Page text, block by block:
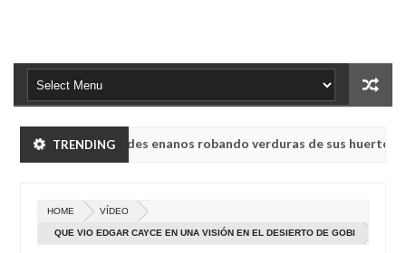
TRENDING
a humanoides enanos robando verduras de sus huertos.
a humanoides enanos robando verduras de sus huertos.
HOME VÍDEO
QUE VIO EDGAR CAYCE EN UNA VISIÓN EN EL DESIERTO DE GOBI